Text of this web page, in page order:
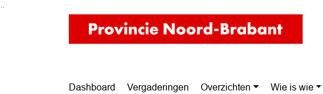
Ga naar de inhoud van deze pagina
Ga naar het zoeken
Ga naar het menu
Dashboard Vergaderingen Overzichten Wie is wie